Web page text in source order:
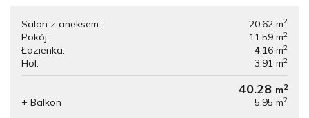
Salon z aneksem: 20.62 m2
Pokój: 11.59 m2
Łazienka: 4.16 m2
Hol: 3.91 m2
40.28 m2
+ Balkon 5.95 m2